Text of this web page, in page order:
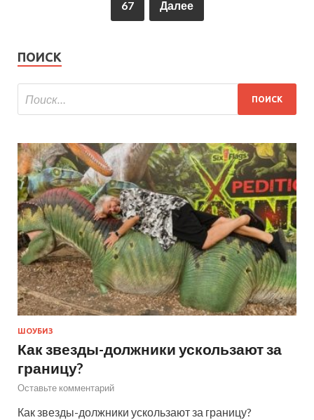
67 Далее
ПОИСК
ШОУБИЗ
Как звезды-должники ускользают за
границу?
Оставьте комментарий
Как звезды-должники ускользают за границу?